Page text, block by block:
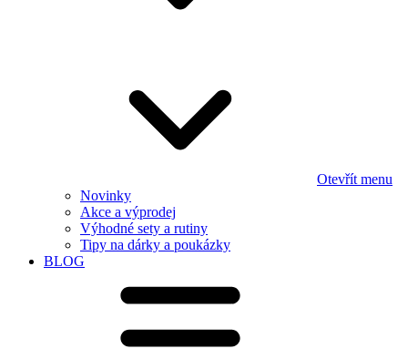
Otevřít menu
Novinky
Akce a výprodej
Výhodné sety a rutiny
Tipy na dárky a poukázky
BLOG